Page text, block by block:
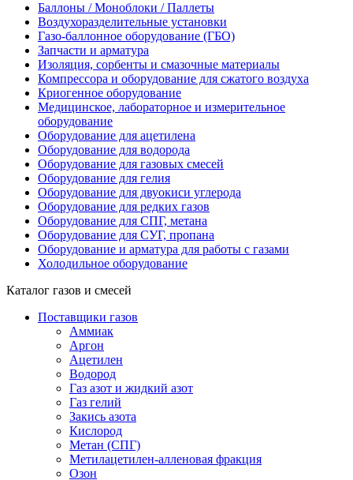
Баллоны / Моноблоки / Паллеты
Воздухоразделительные установки
Газо-баллонное оборудование (ГБО)
Запчасти и арматура
Изоляция, сорбенты и смазочные материалы
Компрессора и оборудование для сжатого воздуха
Криогенное оборудование
Медицинское, лабораторное и измерительное
оборудование
Оборудование для ацетилена
Оборудование для водорода
Оборудование для газовых смесей
Оборудование для гелия
Оборудование для двуокиси углерода
Оборудование для редких газов
Оборудование для СПГ, метана
Оборудование для СУГ, пропана
Оборудование и арматура для работы с газами
Холодильное оборудование
Каталог газов и смесей
Поставщики газов
Аммиак
Аргон
Ацетилен
Водород
Газ азот и жидкий азот
Газ гелий
Закись азота
Кислород
Метан (СПГ)
Метилацетилен-алленовая фракция
Озон